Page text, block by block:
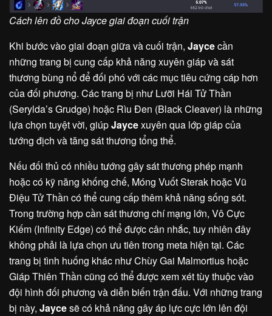
Cách lên đồ cho Jayce giai đoạn cuối trận
Khi bước vào giai đoạn giữa và cuối trận, Jaycecần
những trang bị cung cấp khả năng xuyên giáp và sát
thương bùng nổ để đối phó với các mục tiêu cứng cáp hơn
của đối phương. Các trang bị như Lưỡi Hái Tử Thần
(Serylda’s Grudge) hoặc Rìu Đen (Black Cleaver) là những
lựa chọn tuyệt vời, giúpJaycexuyên qua lớp giáp của
tướng địch và tăng sát thương tổng thể.
Nếu đối thủ có nhiều tướng gây sát thương phép mạnh
hoặc có kỹ năng khống chế, Móng Vuốt Sterak hoặc Vũ
Điệu Tử Thần có thể cung cấp thêm khả năng sống sót.
Trong trường hợp cần sát thương chí mạng lớn, Vô Cực
Kiếm (Infinity Edge) có thể được cân nhắc, tuy nhiên đây
không phải là lựa chọn ưu tiên trong meta hiện tại. Các
trang bị tình huống khác như Chùy Gai Malmortius hoặc
Giáp Thiên Thần cũng có thể được xem xét tùy thuộc vào
đội hình đối phương và diễn biến trận đấu. Với những trang
bị này, Jaycesẽ có khả năng gây áp lực cực lớn lên đội